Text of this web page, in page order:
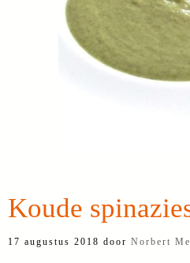
Koude
17 augustus 2018 door Norbert